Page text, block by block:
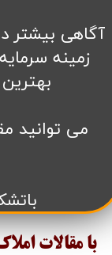
آگاهی بیشتر
زمینه
می توانید
با مقالات